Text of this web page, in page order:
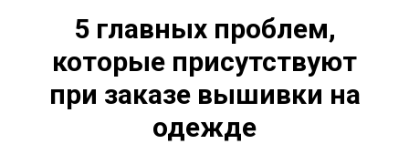
5 главных проблем,
которые присутствуют
при заказе вышивки на
одежде